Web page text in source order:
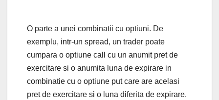
O parte a unei combinatii cu optiuni. De
exemplu, intr-un spread, un trader poate
cumpara o optiune call cu un anumit pret de
exercitare si o anumita luna de expirare in
combinatie cu o optiune put care are acelasi
pret de exercitare si o luna diferita de expirare.